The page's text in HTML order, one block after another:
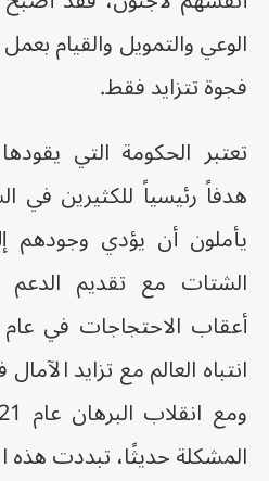
الوعي والتمويل والقيام
فجوة تتزايد فقط.
تعتبر الحكومة التي
هدفاً رئيسياً للكثيرين في
يأملون أن يؤدي وجودهم
الشتات مع تقديم الدعم
انتباه العالم مع تزايد
المشكلة حديثًا، تبددت هذه